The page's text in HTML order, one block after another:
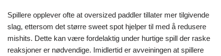
Spillere opplever ofte at oversized paddler tillater mer tilgivende
slag, ettersom det større sweet spot hjelper til med å redusere
mishits. Dette kan være fordelaktig under hurtige spill der raske
reaksjoner er nødvendige. Imidlertid er avveiningen at spillere